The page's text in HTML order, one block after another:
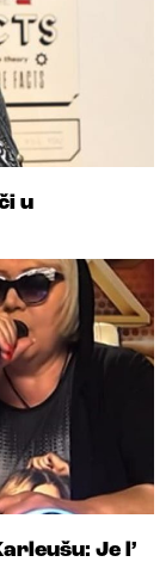
u
Je l’